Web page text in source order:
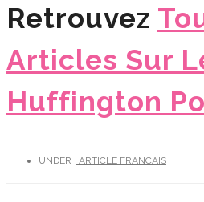
Retrouvez
Articles Sur
Huffington
UNDER : ARTICLE FRANCAIS